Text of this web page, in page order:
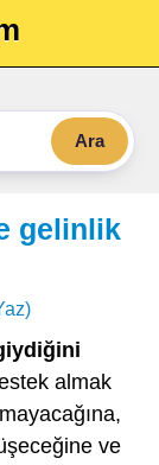
Ara
gelinlik
almak
ve